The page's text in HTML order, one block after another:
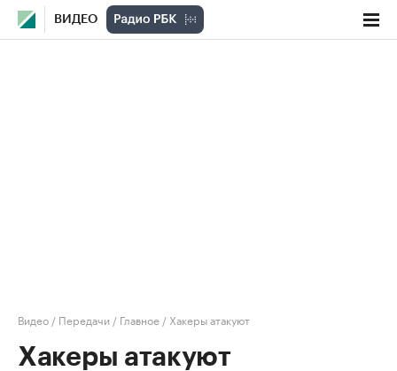
ВИДЕО
Видео / Передачи / Главное / Хакеры атакуют
Хакеры атакуют